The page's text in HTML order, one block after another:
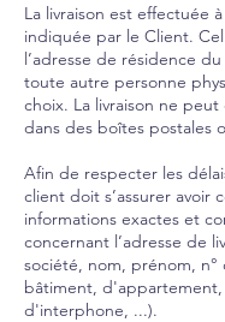
La livraison est effectuée à
indiquée par le Client.
l’adresse de résidence
toute autre personne
choix. La livraison ne
dans des boîtes postales
Afin de respecter les
client doit s’assurer avoir
informations exactes et
concernant l’adresse de
société, nom, prénom, n°
bâtiment,
d'interphone, ...).